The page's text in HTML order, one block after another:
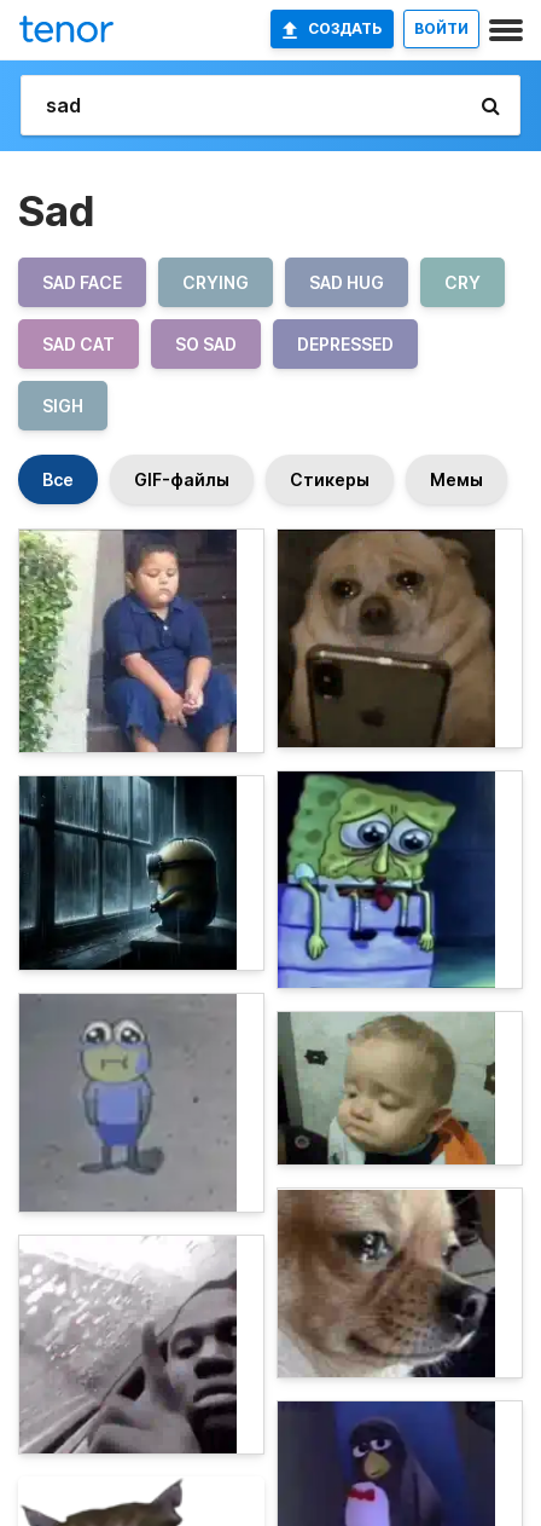
СОЗДАТЬ ВОЙТИ
Sad
SAD FACE CRYING SAD HUG CRY
SAD CAT SO SAD DEPRESSED
SIGH
Все GIF-файлы Стикеры Мемы